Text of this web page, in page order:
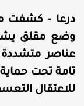
درعا - كشفت
وضع مقلق
عناصر متشددة
تامة تحت
للاعتقال